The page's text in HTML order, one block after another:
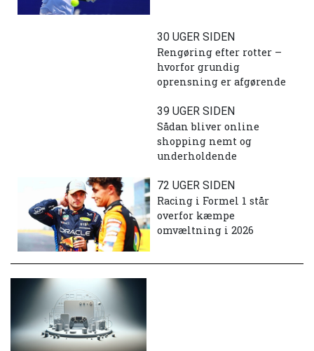
30 UGER SIDEN
Rengøring efter rotter –
hvorfor grundig
oprensning er afgørende
39 UGER SIDEN
Sådan bliver online
shopping nemt og
underholdende
72 UGER SIDEN
Racing i Formel 1 står
overfor kæmpe
omvæltning i 2026